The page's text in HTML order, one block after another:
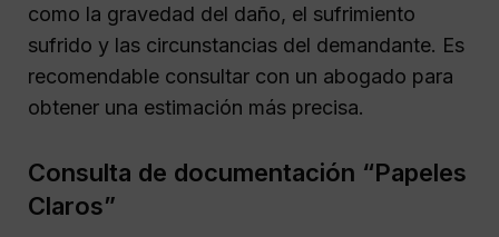
como la gravedad del daño, el sufrimiento
sufrido y las circunstancias del demandante. Es
recomendable consultar con un abogado para
obtener una estimación más precisa.
Consulta de documentación “Papeles
Claros”